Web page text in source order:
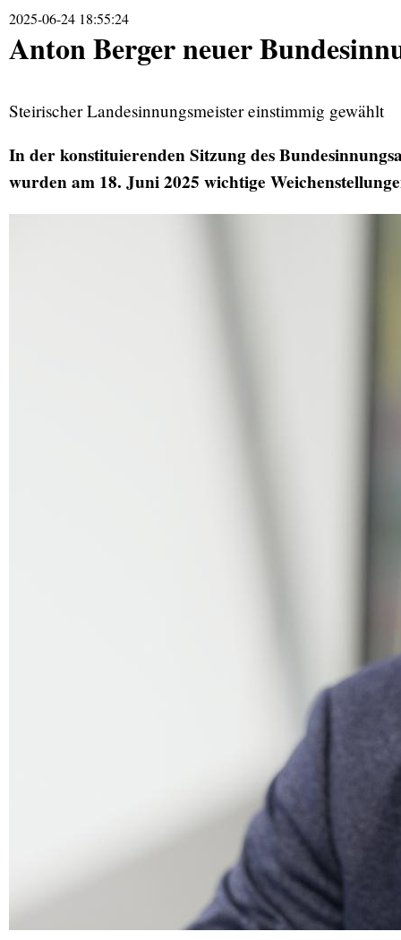
2025-06-24 18:55:24
Anton Berger neuer
Steirischer Landesinnungsmeister einstimmig gewählt
In der konstituierenden Sitzung des
wurden am 18. Juni 2025 wichtige